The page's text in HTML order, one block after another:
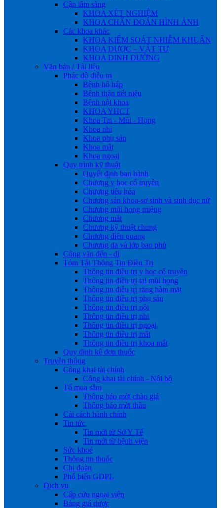
Cận lâm sàng
KHOA XÉT NGHIỆM
KHOA CHẨN ĐOÁN HÌNH ẢNH
Các khoa khác
KHOA KIỂM SOÁT NHIỄM KHUẨN
KHOA DƯỢC – VẬT TƯ
KHOA DINH DƯỠNG
Văn bản / Tài liệu
Phác đồ điều trị
Bệnh hô hấp
Bệnh thận tiết niệu
Bệnh nội khoa
KHOA YHCT
Khoa Tai - Mũi - Họng
Khoa nhi
Khoa phụ sản
Khoa mắt
Khoa ngoại
Quy trình kỹ thuật
Quyết định ban hành
Chương y học cổ truyền
Chương tiêu hóa
Chương sản khoa-sơ sinh và sinh dục nữ
Chương mũi họng miệng
Chương mắt
Chương kỹ thuật chung
Chương điện quang
Chương da và lớp bao phủ
Công văn đến - đi
Tóm Tắt Thông Tin Điều Trị
Thông tin điều trị y học cổ truyền
Thông tin điều trị tai mũi họng
Thông tin điều trị răng hàm mặt
Thông tin điều trị phụ sản
Thông tin điều trị nội
Thông tin điều trị nhi
Thông tin điều trị ngoại
Thông tin điều trị mắt
Thông tin điều trị khoa mắt
Quy định kê đơn thuốc
Truyền thông
Công khai tài chính
Công khai tài chính - Nội bộ
Tổ mua sắm
Thông báo mời chào giá
Thông báo mời thầu
Cải cách hành chính
Tin tức
Tin mới từ Sở Y Tế
Tin mới từ bệnh viện
Sức khoẻ
Thông tin thuốc
Chi đoàn
Phổ biến GDPL
Dịch vụ
Cấp cứu ngoại viện
Bảng giá dược